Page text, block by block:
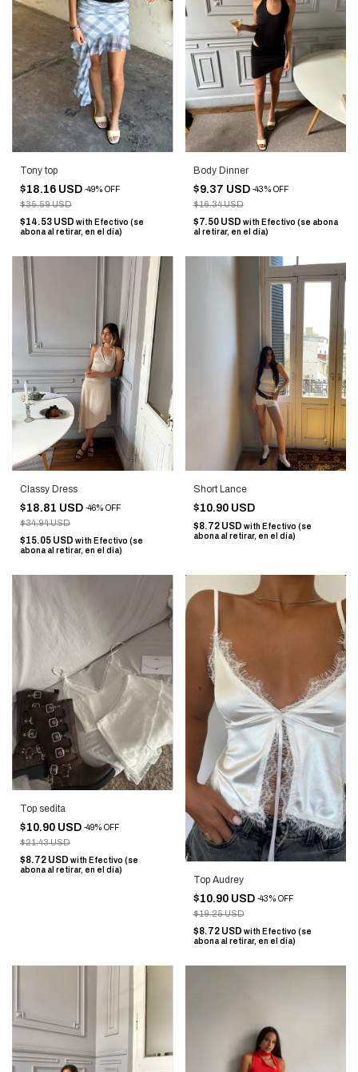
Tony top
$18.16 USD -49% OFF
$35.59 USD
$14.53 USD with Efectivo (se
abona al retirar, en el día)
Body Dinner
$9.37 USD -43% OFF
$16.34 USD
$7.50 USD with Efectivo (se abona
al retirar, en el día)
Classy Dress
$18.81 USD -46% OFF
$34.94 USD
$15.05 USD with Efectivo (se
abona al retirar, en el día)
Short Lance
$10.90 USD
$8.72 USD with Efectivo (se
abona al retirar, en el día)
Top sedita
$10.90 USD -49% OFF
$21.43 USD
$8.72 USD with Efectivo (se
abona al retirar, en el día)
Top Audrey
$10.90 USD -43% OFF
$19.25 USD
$8.72 USD with Efectivo (se
abona al retirar, en el día)